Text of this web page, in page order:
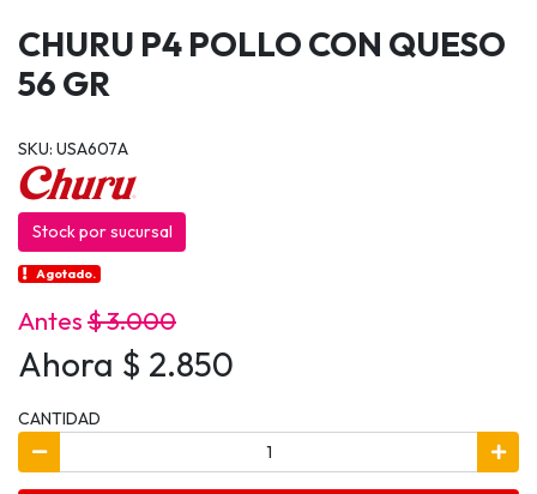
CHURU P4 POLLO CON QUESO
56 GR
SKU: USA607A
Stock por sucursal
Agotado.
Antes$ 3.000
Ahora $ 2.850
CANTIDAD